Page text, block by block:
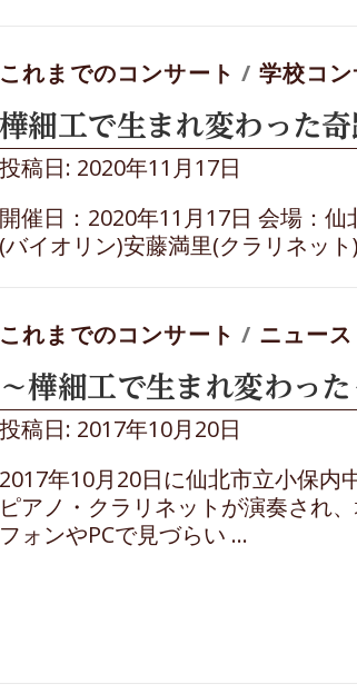
これまでのコンサート / 学校コン
樺細工で生まれ変わった
投稿日: 2020年11月17日
開催日：2020年11月17日 会場：
(バイオリン)安藤満里(クラリネッ
これまでのコンサート / ニュース
～樺細工で生まれ変わっ
投稿日: 2017年10月20日
2017年10月20日に仙北市立小保内
ピアノ・クラリネットが演奏され
フォンやPCで見づらい …